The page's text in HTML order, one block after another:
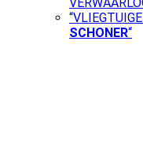
SCHONER“